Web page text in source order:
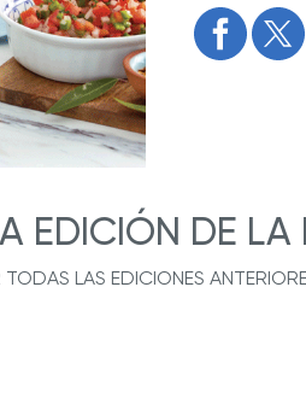
EDICIÓN DE LA
LAS EDICIONES